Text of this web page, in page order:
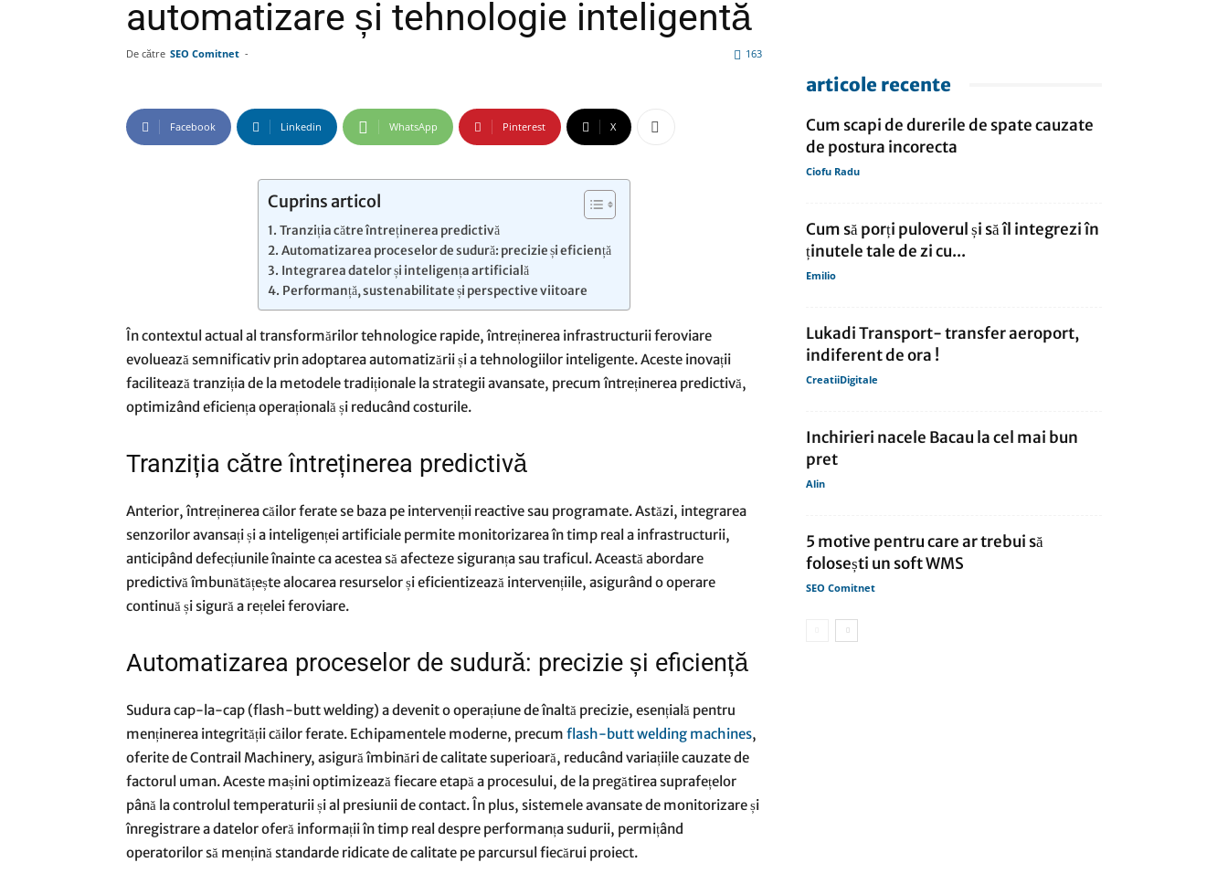
automatizare și tehnologie inteligentă
De către SEO Comitnet - 163
Facebook Linkedin WhatsApp Pinterest X
Cuprins articol
Tranziția către întreținerea predictivă
Automatizarea proceselor de sudură: precizie și eficiență
Integrarea datelor și inteligența artificială
Performanță, sustenabilitate și perspective viitoare
​În contextul actual al transformărilor tehnologice rapide, întreținerea infrastructurii feroviare
evoluează semnificativ prin adoptarea automatizării și a tehnologiilor inteligente. Aceste inovații
facilitează tranziția de la metodele tradiționale la strategii avansate, precum întreținerea predictivă,
optimizând eficiența operațională și reducând costurile.​
Tranziția către întreținerea predictivă
Anterior, întreținerea căilor ferate se baza pe intervenții reactive sau programate. Astăzi, integrarea
senzorilor avansați și a inteligenței artificiale permite monitorizarea în timp real a infrastructurii,
anticipând defecțiunile înainte ca acestea să afecteze siguranța sau traficul. Această abordare
predictivă îmbunătățește alocarea resurselor și eficientizează intervențiile, asigurând o operare
continuă și sigură a rețelei feroviare.​
Automatizarea proceselor de sudură: precizie și eficiență
Sudura cap-la-cap (flash-butt welding) a devenit o operațiune de înaltă precizie, esențială pentru
menținerea integrității căilor ferate. Echipamentele moderne, precum flash-butt welding machines,
oferite de Contrail Machinery, asigură îmbinări de calitate superioară, reducând variațiile cauzate de
factorul uman. Aceste mașini optimizează fiecare etapă a procesului, de la pregătirea suprafețelor
până la controlul temperaturii și al presiunii de contact. În plus, sistemele avansate de monitorizare și
înregistrare a datelor oferă informații în timp real despre performanța sudurii, permițând
operatorilor să mențină standarde ridicate de calitate pe parcursul fiecărui proiect.
articole recente
Cum scapi de durerile de spate cauzate
de postura incorecta
Ciofu Radu
Cum să porți puloverul și să îl integrezi în
ținutele tale de zi cu...
Emilio
Lukadi Transport- transfer aeroport,
indiferent de ora !
CreatiiDigitale
Inchirieri nacele Bacau la cel mai bun
pret
Alin
5 motive pentru care ar trebui să
folosești un soft WMS
SEO Comitnet